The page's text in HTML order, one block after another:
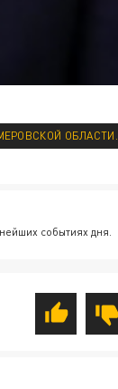
ОБЛАСТИ.
событиях дня.